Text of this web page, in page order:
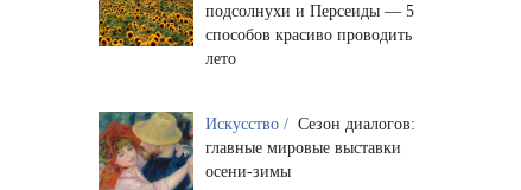
подсолнухи и Персеиды — 5
способов красиво проводить
лето
Искусство / Сезон диалогов:
главные мировые выставки
осени-зимы